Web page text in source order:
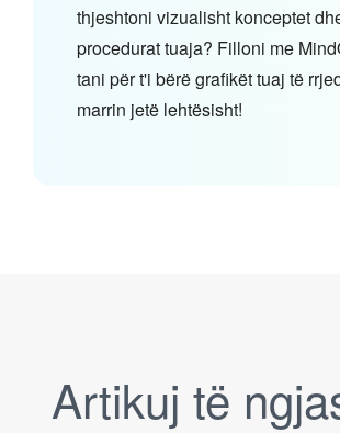
thjeshtoni vizualisht konceptet
procedurat tuaja? Filloni me
tani për t'i bërë grafikët tuaj të
marrin jetë lehtësisht!
Artikuj të